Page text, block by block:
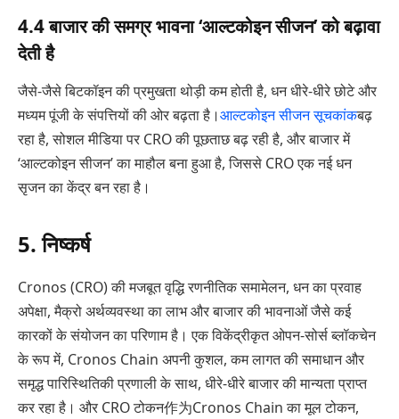
4.4 बाजार की समग्र भावना ‘आल्टकोइन सीजन’ को बढ़ावा
देती है
जैसे-जैसे बिटकॉइन की प्रमुखता थोड़ी कम होती है, धन धीरे-धीरे छोटे और
मध्यम पूंजी के संपत्तियों की ओर बढ़ता है।आल्टकोइन सीजन सूचकांकबढ़
रहा है, सोशल मीडिया पर CRO की पूछताछ बढ़ रही है, और बाजार में
‘आल्टकोइन सीजन’ का माहौल बना हुआ है, जिससे CRO एक नई धन
सृजन का केंद्र बन रहा है।
5. निष्कर्ष
Cronos (CRO) की मजबूत वृद्धि रणनीतिक समामेलन, धन का प्रवाह
अपेक्षा, मैक्रो अर्थव्यवस्था का लाभ और बाजार की भावनाओं जैसे कई
कारकों के संयोजन का परिणाम है। एक विकेंद्रीकृत ओपन-सोर्स ब्लॉकचेन
के रूप में, Cronos Chain अपनी कुशल, कम लागत की समाधान और
समृद्ध पारिस्थितिकी प्रणाली के साथ, धीरे-धीरे बाजार की मान्यता प्राप्त
कर रहा है। और CRO टोकन作为Cronos Chain का मूल टोकन,